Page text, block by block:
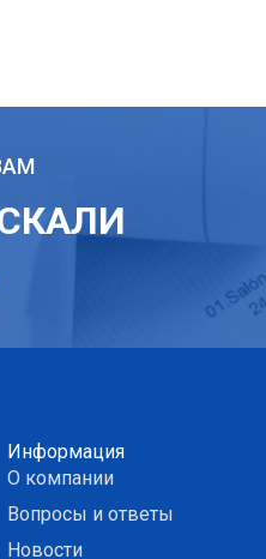
Информация
О компании
Вопросы и ответы
Новости